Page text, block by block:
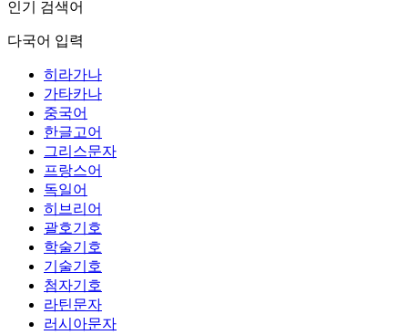
인기 검색어
다국어 입력
히라가나
가타카나
중국어
한글고어
그리스문자
프랑스어
독일어
히브리어
괄호기호
학술기호
기술기호
첨자기호
라틴문자
러시아문자